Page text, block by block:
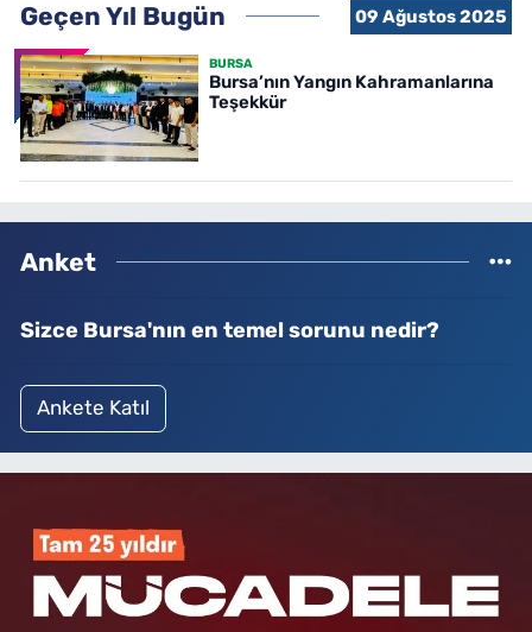
Geçen Yıl Bugün 09 Ağustos 2025
BURSA
Bursa’nın Yangın Kahramanlarına
Teşekkür
Anket
Sizce Bursa'nın en temel sorunu nedir?
Ankete Katıl